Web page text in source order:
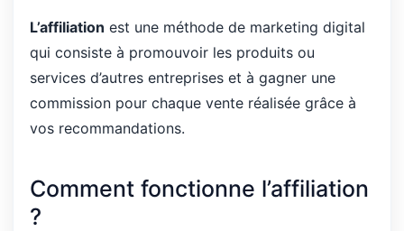
L’affiliation est une méthode de marketing digital
qui consiste à promouvoir les produits ou
services d’autres entreprises et à gagner une
commission pour chaque vente réalisée grâce à
vos recommandations.
Comment fonctionne l’affiliation
?